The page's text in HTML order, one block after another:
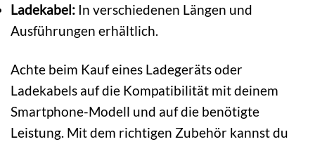
Ladekabel: In verschiedenen Längen und
Ausführungen erhältlich.
Achte beim Kauf eines Ladegeräts oder
Ladekabels auf die Kompatibilität mit deinem
Smartphone-Modell und auf die benötigte
Leistung. Mit dem richtigen Zubehör kannst du